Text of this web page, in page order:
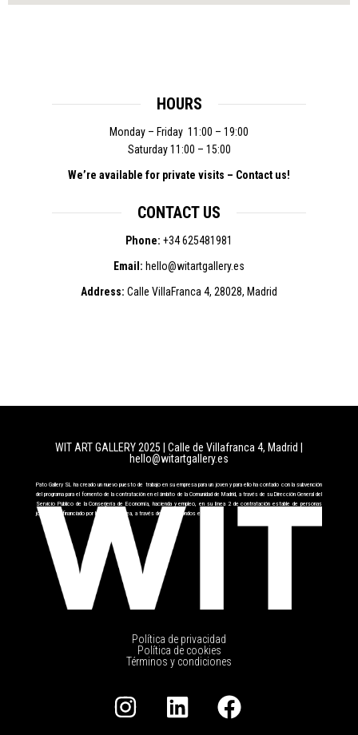
HOURS
Monday – Friday 11:00 – 19:00
Saturday 11:00 – 15:00
We’re available for private visits – Contact us!
CONTACT US
Phone: +34625481981
Email: hello@witartgallery.es
Address: Calle VillaFranca 4, 28028, Madrid
WIT ART GALLERY 2025 | Calle de Villafranca 4, Madrid
hello@witartgallery.es
Pato Gallery SL ha creado un nuevo puesto de trabajo en su empresa para un joven y para ello ha contado con la subvención
del programa para el fomento de la contratación en el ámbito de la Comunidad de Madrid, a través de su Dirección General del
Servicio Público de la Conserjería de Economía, hacienda y empleo, en su línea 2 de contratación estable de personas
jóvenes cofinanciado por la Unión Europea, a través del FSE+ fondos europeos.
Política de privacidad
Política de cookies
Términos y condiciones